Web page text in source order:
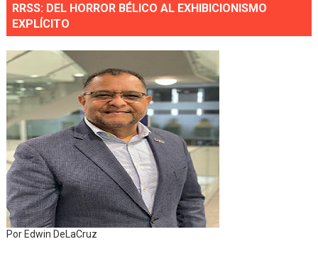
RRSS: DEL HORROR BÉLICO AL EXHIBICIONISMO
EXPLÍCITO
Por Edwin DeLaCruz